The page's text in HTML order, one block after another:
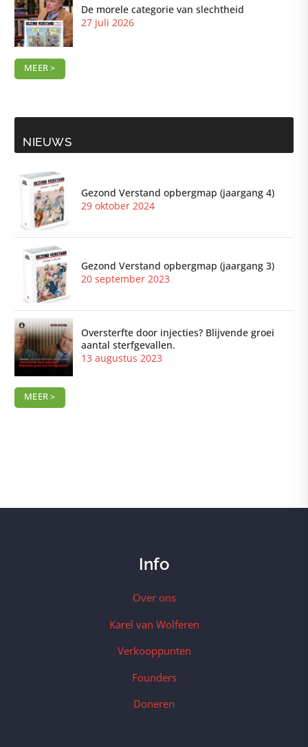
De morele categorie van slechtheid
27 juli 2026
MEER >
NIEUWS
Gezond Verstand opbergmap (jaargang 4)
29 oktober 2024
Gezond Verstand opbergmap (jaargang 3)
20 september 2023
Oversterfte door injecties? Blijvende groei
aantal sterfgevallen.
13 augustus 2023
MEER >
Info
Over ons
Karel van Wolferen
Verkooppunten
Founders
Doneren